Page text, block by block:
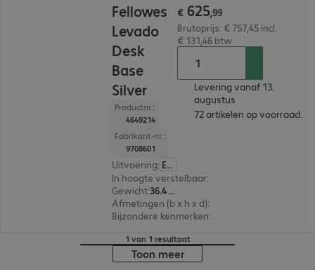
Fellowes
Levado
Desk
Base
Silver
Productnr.:
4649214
Fabrikant-nr.:
9708601
Uitvoering: Europa
In hoogte verstelbaar:
Gewicht:
36.4 kg
Afmetingen (b x h x d):
Bijzondere kenmerken:
€ 625,99
Brutoprijs: € 757,45 incl.
€ 131,46 btw
Levering vanaf 13.
augustus
72 artikelen op voorraad.
1 van 1 resultaat
Toon meer